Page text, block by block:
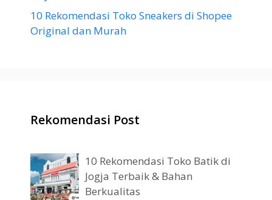
10 Rekomendasi Toko Sneakers di Shopee
Original dan Murah
Rekomendasi Post
10 Rekomendasi Toko Batik di
Jogja Terbaik & Bahan
Berkualitas